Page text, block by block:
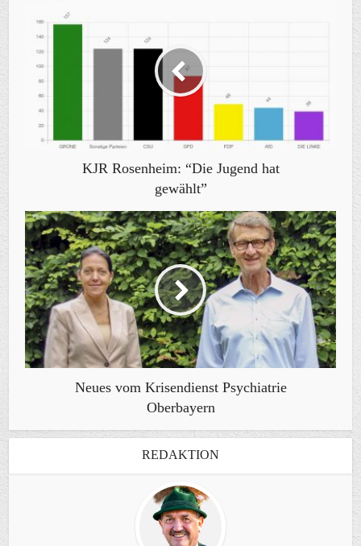
KJR Rosenheim: “Die Jugend hat
gewählt”
Neues vom Krisendienst Psychiatrie
Oberbayern
REDAKTION